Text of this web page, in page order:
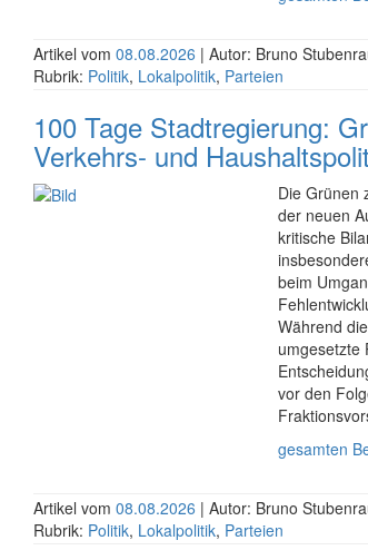
Artikel vom 08.08.2026 | Autor: Bruno
Rubrik: Politik, Lokalpolitik, Parteien
100 Tage Stadtregierung:
Verkehrs- und
Die Grünen
der neuen
kritische
beim
Während
umgesetzte
vor den
gesamten
Artikel vom 08.08.2026 | Autor: Bruno
Rubrik: Politik, Lokalpolitik, Parteien